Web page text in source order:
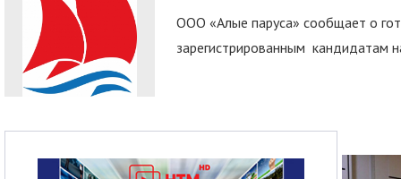
ООО «Алые паруса» сообщает о
зарегистрированным кандидатам